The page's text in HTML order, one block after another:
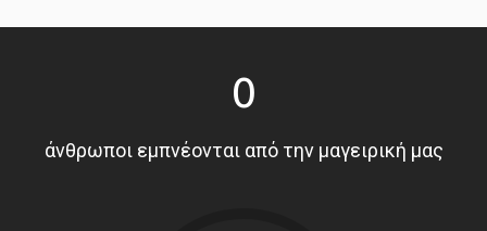
0
άνθρωποι εμπνέονται από την μαγειρική μας